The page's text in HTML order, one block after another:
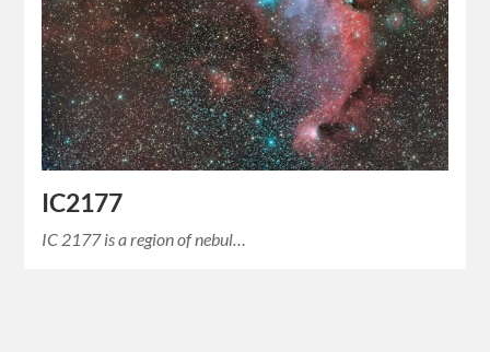
IC2177
IC 2177 is a region of nebul…